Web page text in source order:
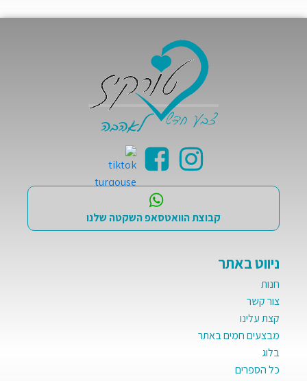
קבוצת הוואטסאפ השקטה שלנו
ניווט באתר
חנות
צור קשר
קצת עלינו
מבצעים חמים באתר
בלוג
כל הספרים